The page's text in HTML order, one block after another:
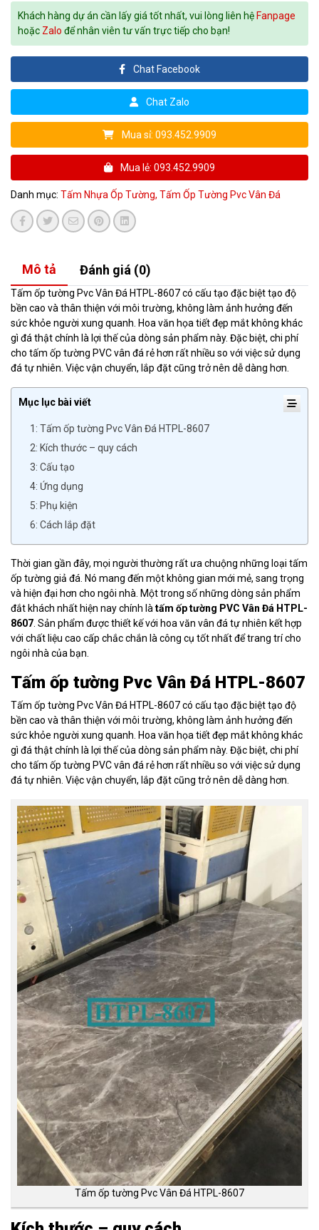
Khách hàng dự án cần lấy giá tốt nhất, vui lòng liên hệ Fanpage
hoặc Zalo để nhân viên tư vấn trực tiếp cho bạn!
Chat Facebook
Chat Zalo
Mua sỉ: 093.452.9909
Mua lẻ: 093.452.9909
Danh mục: Tấm Nhựa Ốp Tường, Tấm Ốp Tường Pvc Vân Đá
Mô tả Đánh giá (0)
Tấm ốp tường Pvc Vân Đá HTPL-8607 có cấu tạo đặc biệt tạo độ
bền cao và thân thiện với môi trường, không làm ảnh hưởng đến
sức khỏe người xung quanh. Hoa văn họa tiết đẹp mắt không khác
gì đá thật chính là lợi thế của dòng sản phẩm này. Đặc biệt, chi phí
cho tấm ốp tường PVC vân đá rẻ hơn rất nhiều so với việc sử dụng
đá tự nhiên. Việc vận chuyển, lắp đặt cũng trở nên dễ dàng hơn.
Mục lục bài viết
1: Tấm ốp tường Pvc Vân Đá HTPL-8607
2: Kích thước – quy cách
3: Cấu tạo
4: Ứng dụng
5: Phụ kiện
6: Cách lắp đặt
Thời gian gần đây, mọi người thường rất ưa chuộng những loại tấm
ốp tường giả đá. Nó mang đến một không gian mới mẻ, sang trọng
và hiện đại hơn cho ngôi nhà. Một trong số những dòng sản phẩm
đắt khách nhất hiện nay chính là tấm ốp tường PVC Vân Đá HTPL-
8607 . Sản phẩm được thiết kế với hoa văn vân đá tự nhiên kết hợp
với chất liệu cao cấp chắc chắn là công cụ tốt nhất để trang trí cho
ngôi nhà của bạn.
Tấm ốp tường Pvc Vân Đá HTPL-8607
Tấm ốp tường Pvc Vân Đá HTPL-8607 có cấu tạo đặc biệt tạo độ
bền cao và thân thiện với môi trường, không làm ảnh hưởng đến
sức khỏe người xung quanh. Hoa văn họa tiết đẹp mắt không khác
gì đá thật chính là lợi thế của dòng sản phẩm này. Đặc biệt, chi phí
cho tấm ốp tường PVC vân đá rẻ hơn rất nhiều so với việc sử dụng
đá tự nhiên. Việc vận chuyển, lắp đặt cũng trở nên dễ dàng hơn.
Tấm ốp tường Pvc Vân Đá HTPL-8607